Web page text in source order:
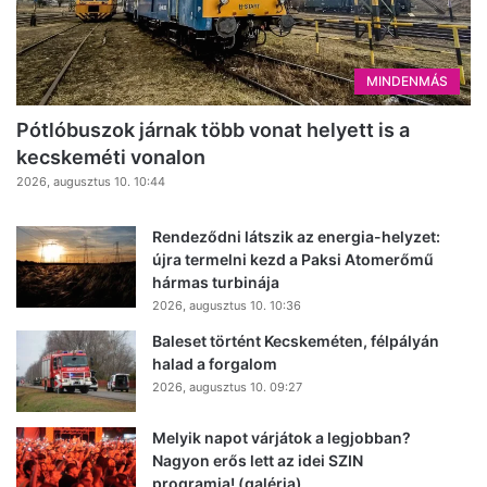
MINDENMÁS
Pótlóbuszok járnak több vonat helyett is a
kecskeméti vonalon
2026, augusztus 10. 10:44
Rendeződni látszik az energia-helyzet:
újra termelni kezd a Paksi Atomerőmű
hármas turbinája
2026, augusztus 10. 10:36
Baleset történt Kecskeméten, félpályán
halad a forgalom
2026, augusztus 10. 09:27
Melyik napot várjátok a legjobban?
Nagyon erős lett az idei SZIN
programja! (galéria)